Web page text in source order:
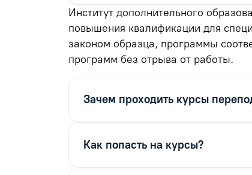
Институт дополнительного
повышения квалификации для
законом образца, программы
программ без отрыва от работы.
Зачем проходить курсы
Как попасть на курсы?